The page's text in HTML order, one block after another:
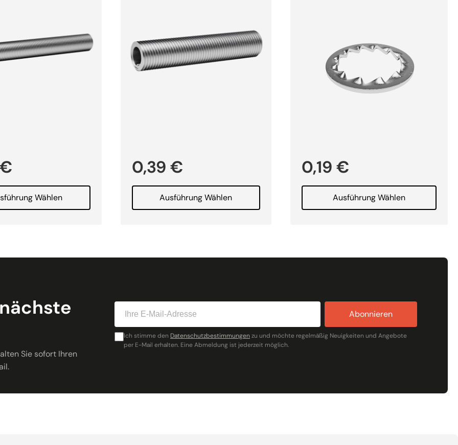
€
Wählen
0,39 €
Ausführung Wählen
0,19 €
Ausführung Wählen
Sie sofort Ihren
Ich stimme den Datenschutzbestimmungenzu und möchte regelmäßig Neuigkeiten und Angebote
per E-Mail erhalten. Eine Abmeldung ist jederzeit möglich.
Abonnieren